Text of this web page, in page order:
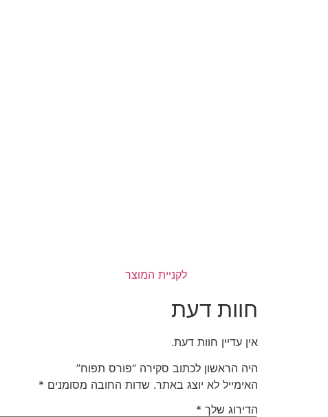
לקניית המוצר
חוות דעת
אין עדיין חוות דעת.
היה הראשון לכתוב סקירה “פורס תפוח”
האימייל לא יוצג באתר. שדות החובה מסומנים *
הדירוג שלך *